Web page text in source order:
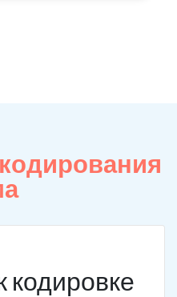
кодирования
кодировке